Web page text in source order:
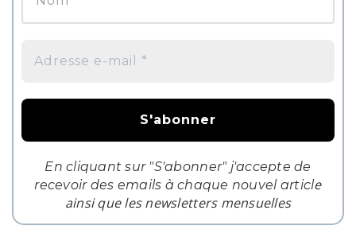
En cliquant sur "S'abonner" j'accepte de
recevoir des emails à chaque nouvel article
ainsi que les newsletters mensuelles